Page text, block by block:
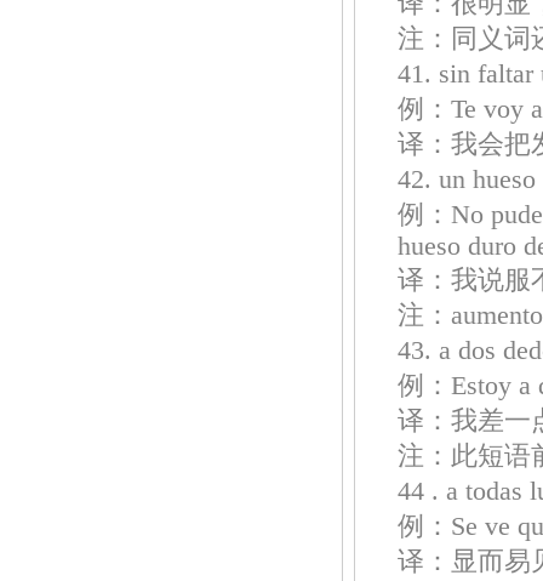
注：同义词
41. sin
例：Te voy
译：我会把
42. un
例：No
hueso duro
译：我说服
注：
43. a dos
例：Estoy a
译：我差一
注：此短语
44 . a todas
例：Se ve
译：显而易